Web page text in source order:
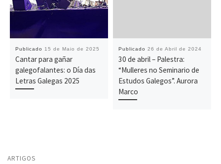
Publicado 15 de Maio de 2025
Cantar para gañar
galegofalantes: o Día das
Letras Galegas 2025
Publicado 26 de Abril de 2024
30 de abril – Palestra:
“Mulleres no Seminario de
Estudos Galegos”. Aurora
Marco
ARTIGOS